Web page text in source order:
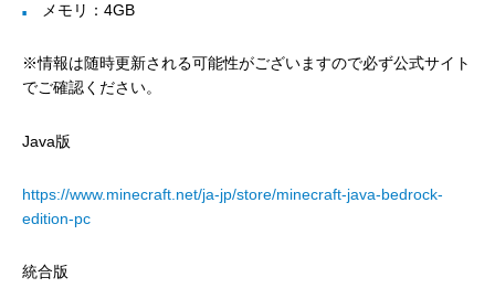
メモリ：4GB
※情報は随時更新される可能性がございますので必ず公式サイト
でご確認ください。
Java版
https://www.minecraft.net/ja-jp/store/minecraft-java-bedrock-
edition-pc
統合版